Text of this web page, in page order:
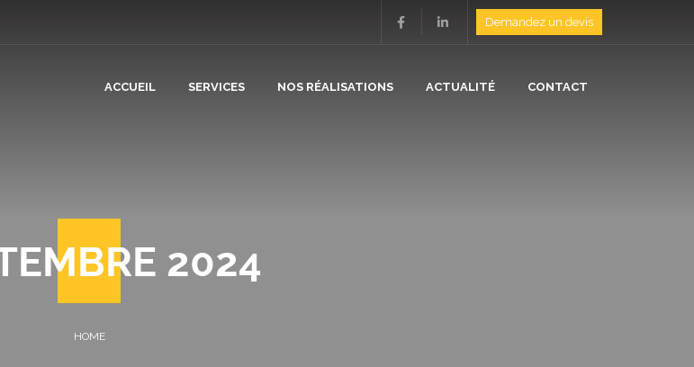
Demandez un devis
ACCUEIL SERVICES
PLÂTRERIE / ISOLATION
NOS RÉALISATIONS ACTUALITÉ CONTACT
2024